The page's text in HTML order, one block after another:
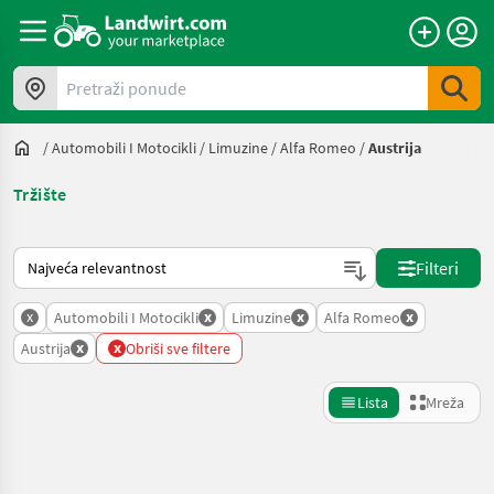
Pretraži ponude
/Automobili I Motocikli / Limuzine /Alfa Romeo /Austrija
Tržište
Način na koji sortira Landwirt.com
Filteri
x Automobili I Motocikli x Limuzine x Alfa Romeo x
Austrija x x Obriši sve filtere
Lista Mreža